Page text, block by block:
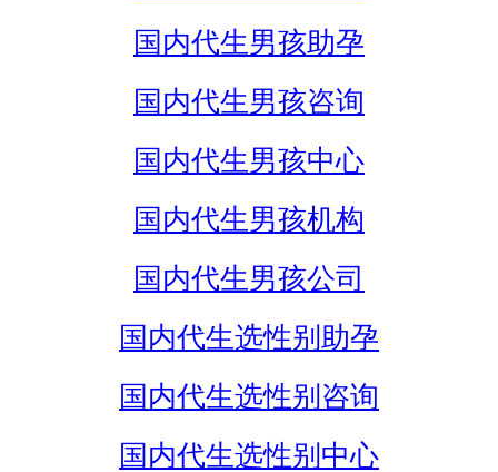
国内代生男孩助孕
国内代生男孩咨询
国内代生男孩中心
国内代生男孩机构
国内代生男孩公司
国内代生选性别助孕
国内代生选性别咨询
国内代生选性别中心